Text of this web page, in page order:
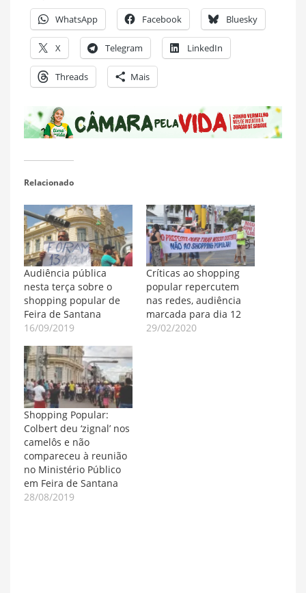
WhatsApp Facebook Bluesky
X Telegram LinkedIn
Threads Mais
Relacionado
Audiência pública
nesta terça sobre o
shopping popular de
Feira de Santana
16/09/2019
Críticas ao shopping
popular repercutem
nas redes, audiência
marcada para dia 12
29/02/2020
Shopping Popular:
Colbert deu ‘zignal’ nos
camelôs e não
compareceu à reunião
no Ministério Público
em Feira de Santana
28/08/2019